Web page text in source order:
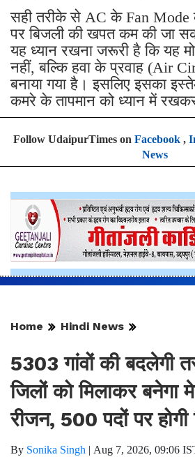
सही तरीके से AC के Fan Mode
पर बिजली की खपत कम की जा
यह ध्यान रखना जरूरी है कि यह
नहीं, बल्कि हवा के प्रवाह (Air
बनाया गया है। इसलिए इसका
कमरे के तापमान को ध्यान में रखकर
Follow UdaipurTimes on Facebook,
News
Home Hindi News
5303 गांवों की बदलेगी
जिलों को मिलाकर बनेगा
रीजन, 500 पदों पर होगी
By Sonika Singh | Aug 7, 2026, 09:06